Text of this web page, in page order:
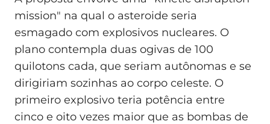
mission" na qual o asteroide seria
esmagado com explosivos nucleares. O
plano contempla duas ogivas de 100
quilotons cada, que seriam autônomas e se
dirigiriam sozinhas ao corpo celeste. O
primeiro explosivo teria potência entre
cinco e oito vezes maior que as bombas de